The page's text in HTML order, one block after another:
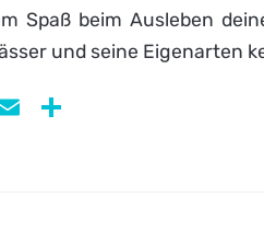
Spaß beim Ausleben
und seine Eigenarten
Email